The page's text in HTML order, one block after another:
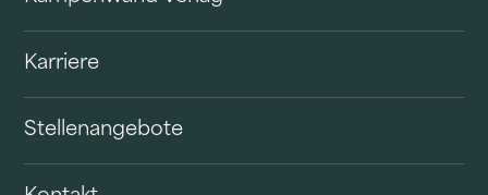
Karriere
Stellenangebote